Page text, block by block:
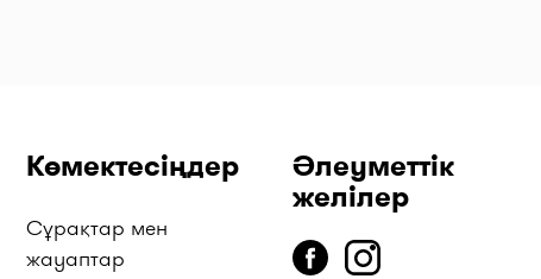
Көмектесіңдер
Сұрақтар мен
жауаптар
Әлеуметтік
желілер